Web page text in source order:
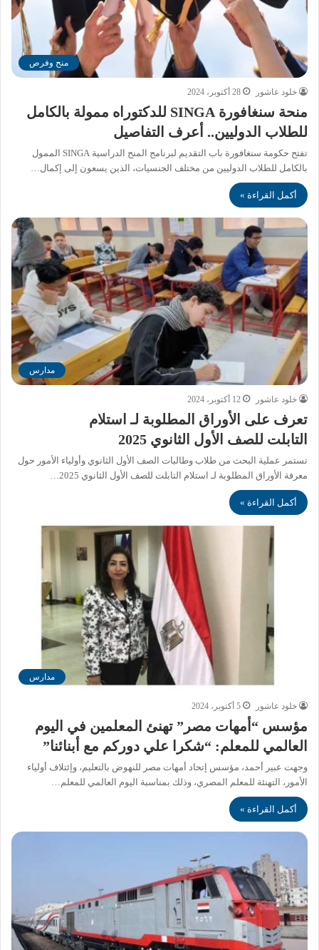
منح وفرص
خلود عاشور 28 أكتوبر، 2024
منحة سنغافورة SINGA للدكتوراه ممولة بالكامل
للطلاب الدوليين.. أعرف التفاصيل
تفتح حكومة سنغافورة باب التقديم لبرنامج المنح الدراسية SINGA الممول
بالكامل للطلاب الدوليين من مختلف الجنسيات، الذين يسعون إلى إكمال…
أكمل القراءة »
مدارس
خلود عاشور 12 أكتوبر، 2024
تعرف على الأوراق المطلوبة لـ استلام
التابلت للصف الأول الثانوي 2025
تستمر عملية البحث من طلاب وطالبات الصف الأول الثانوي وأولياء الأمور حول
معرفة الأوراق المطلوبة لـ استلام التابلت للصف الأول الثانوي 2025…
أكمل القراءة »
مدارس
خلود عاشور 5 أكتوبر، 2024
مؤسس “أمهات مصر” تهنئ المعلمين في اليوم
العالمي للمعلم: “شكرا علي دوركم مع أبنائنا”
وجهت عبير أحمد، مؤسس إتحاد أمهات مصر للنهوض بالتعليم، وإئتلاف أولياء
الأمور، التهنئة للمعلم المصري، وذلك بمناسبة اليوم العالمي للمعلم…
أكمل القراءة »